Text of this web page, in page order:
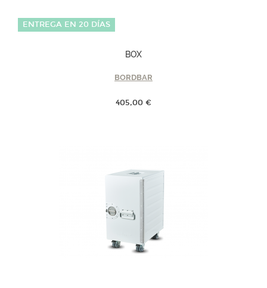
ENTREGA EN 20 DÍAS
BOX
BORDBAR
405,00 €